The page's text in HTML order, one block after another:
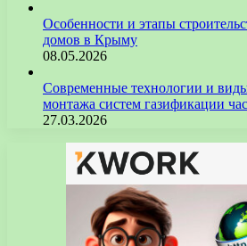
Особенности и этапы
домов в Крыму
08.05.2026
Современные технологии и
монтажа систем газификации
27.03.2026